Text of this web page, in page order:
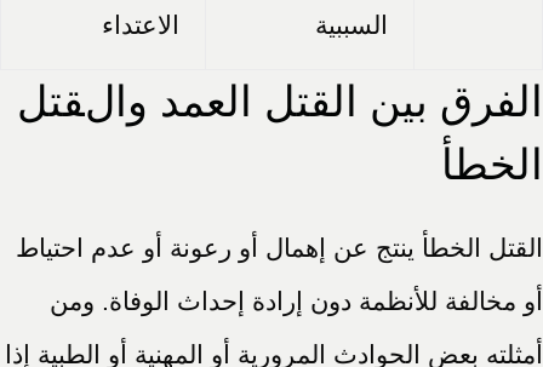
السببية الاعتداء
الفرق بين القتل العمد والقتل
الخطأ
القتل الخطأ ينتج عن إهمال أو رعونة أو عدم احتياط
أو مخالفة للأنظمة دون إرادة إحداث الوفاة. ومن
أمثلته بعض الحوادث المرورية أو المهنية أو الطبية إذا